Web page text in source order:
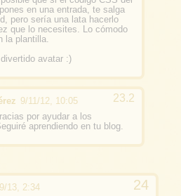
en una entrada, te salga
pero sería una lata hacerlo
que lo necesites. Lo cómodo
la plantilla.
avatar :)
9/11/12, 10:05
por ayudar a los
aprendiendo en tu blog.
13, 2:34